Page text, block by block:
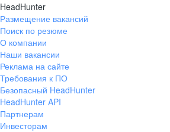
HeadHunter
Размещение вакансий
Поиск по резюме
О компании
Наши вакансии
Реклама на сайте
Требования к ПО
Безопасный HeadHunter
HeadHunter API
Партнерам
Инвесторам